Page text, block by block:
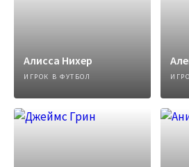
Алисса Нихер
ИГРОК В ФУТБОЛ